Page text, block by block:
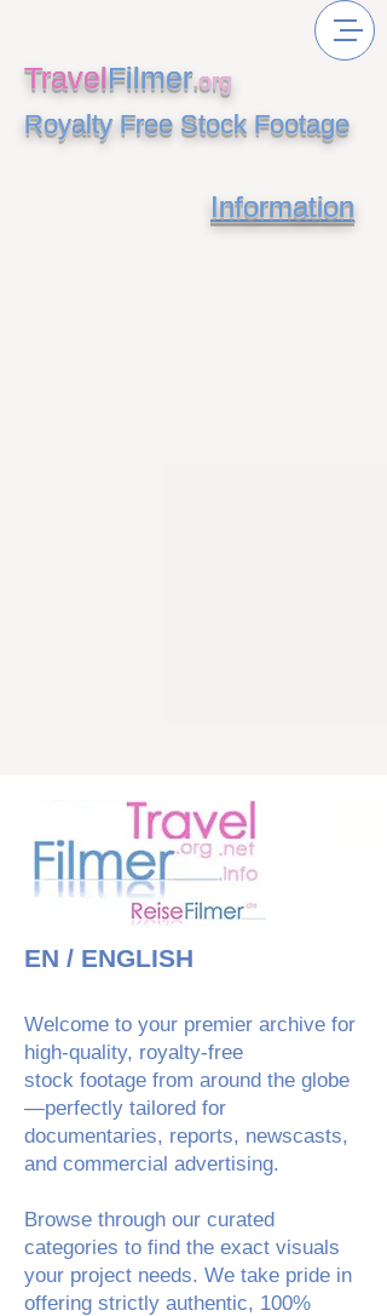
TravelFilmer.org
Royalty Free Stock Footage
Information
EN / ENGLISH
Welcome to your premier archive for
high-quality, royalty-free
stock footage from around the globe
—perfectly tailored for
documentaries, reports, newscasts,
and commercial advertising.
Browse through our curated
categories to find the exact visuals
your project needs. We take pride in
offering strictly authentic, 100%